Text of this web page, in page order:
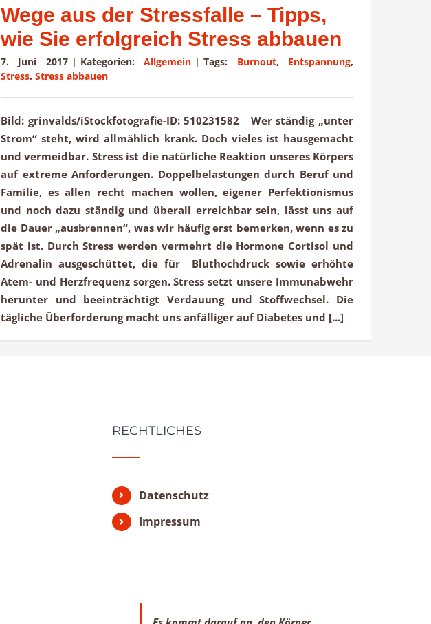
Wege aus der Stressfalle – Tipps,
wie Sie erfolgreich Stress abbauen
7. Juni 2017 | Kategorien:Allgemein | Tags: Burnout, Entspannung,
Stress, Stress abbauen
Bild: grinvalds/iStockfotografie-ID: 510231582 Wer ständig „unter
Strom“ steht, wird allmählich krank. Doch vieles ist hausgemacht
und vermeidbar. Stress ist die natürliche Reaktion unseres Körpers
auf extreme Anforderungen. Doppelbelastungen durch Beruf und
Familie, es allen recht machen wollen, eigener Perfektionismus
und noch dazu ständig und überall erreichbar sein, lässt uns auf
die Dauer „ausbrennen“, was wir häufig erst bemerken, wenn es zu
spät ist. Durch Stress werden vermehrt die Hormone Cortisol und
Adrenalin ausgeschüttet, die für Bluthochdruck sowie erhöhte
Atem- und Herzfrequenz sorgen. Stress setzt unsere Immunabwehr
herunter und beeinträchtigt Verdauung und Stoffwechsel. Die
tägliche Überforderung macht uns anfälliger auf Diabetes und [...]
RECHTLICHES
Datenschutz
Impressum